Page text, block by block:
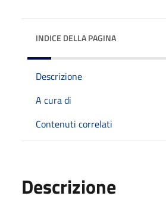
INDICE DELLA PAGINA
Descrizione
A cura di
Contenuti correlati
Descrizione